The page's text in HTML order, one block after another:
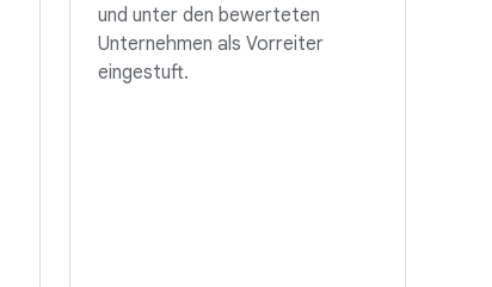
und unter den bewerteten
Unternehmen als Vorreiter
eingestuft.